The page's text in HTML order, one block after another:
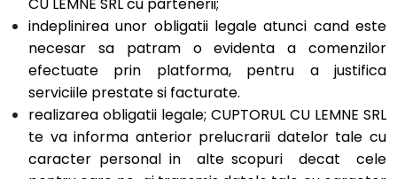
indeplinirea unor obligatii legale atunci cand este
necesar sa patram o evidenta a comenzilor
efectuate prin platforma, pentru a justifica
serviciile prestate si facturate.
realizarea obligatii legale; CUPTORUL CU LEMNE SRL
te va informa anterior prelucrarii datelor tale cu
caracter personal in alte scopuri decat cele